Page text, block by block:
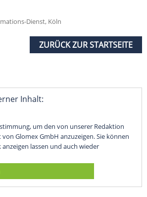
Dienst, Köln
ZURÜCK ZUR STARTSEITE
Inhalt:
um den von unserer Redaktion
Glomex GmbH anzuzeigen. Sie können
lassen und auch wieder